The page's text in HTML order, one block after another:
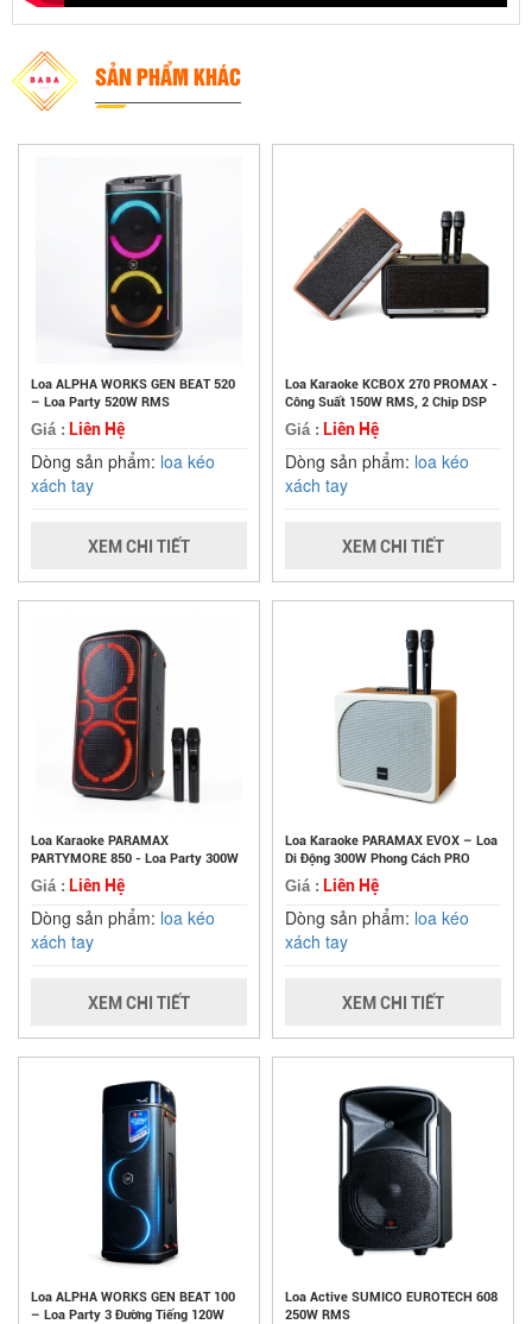
SẢN PHẨM KHÁC
Loa ALPHA WORKS GEN BEAT 520
– Loa Party 520W RMS
Giá : Liên Hệ
Dòng sản phẩm: loa kéo
xách tay
XEM CHI TIẾT
Loa Karaoke KCBOX 270 PROMAX -
Công Suất 150W RMS, 2 Chip DSP
Giá : Liên Hệ
Dòng sản phẩm: loa kéo
xách tay
XEM CHI TIẾT
Loa Karaoke PARAMAX
PARTYMORE 850 - Loa Party 300W
Giá : Liên Hệ
Dòng sản phẩm: loa kéo
xách tay
XEM CHI TIẾT
Loa Karaoke PARAMAX EVOX – Loa
Di Động 300W Phong Cách PRO
Giá : Liên Hệ
Dòng sản phẩm: loa kéo
xách tay
XEM CHI TIẾT
Loa ALPHA WORKS GEN BEAT 100
– Loa Party 3 Đường Tiếng 120W
Loa Active SUMICO EUROTECH 608
250W RMS